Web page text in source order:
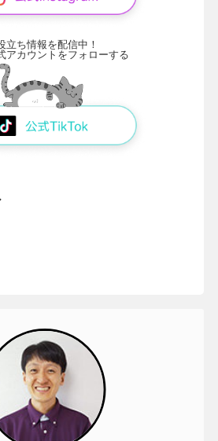
立ち情報を配信中！
アカウントをフォローする